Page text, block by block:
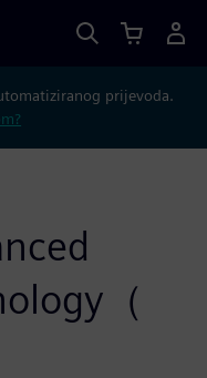
prijevoda.
（